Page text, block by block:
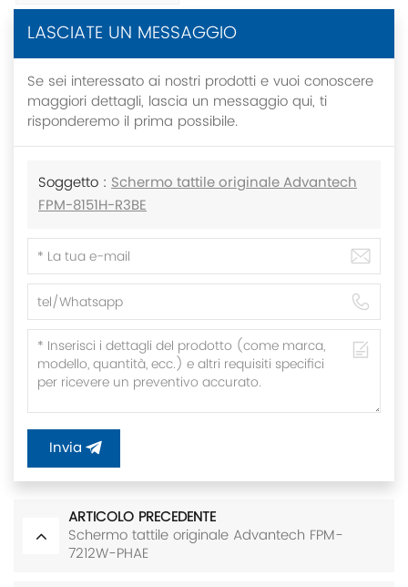
LASCIATE UN MESSAGGIO
Se sei interessato ai nostri prodotti e vuoi conoscere
maggiori dettagli, lascia un messaggio qui, ti
risponderemo il prima possibile.
Soggetto : Schermo tattile originale Advantech
FPM-8151H-R3BE
Invia
ARTICOLO PRECEDENTE
Schermo tattile originale Advantech FPM-
7212W-PHAE